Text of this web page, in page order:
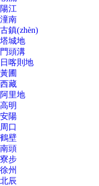
陽江
潼南
古鎮(zhèn)
塔城地
門頭溝
日喀則地
黃圃
西藏
阿里地
高明
安陽
周口
鶴壁
南頭
寮步
徐州
北辰